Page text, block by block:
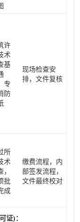
许
术
基
专
防
现场检查安
排，文件复核
所
术
，
批
成
缴费流程，内
部签发流程，
文件最终校对
证)：